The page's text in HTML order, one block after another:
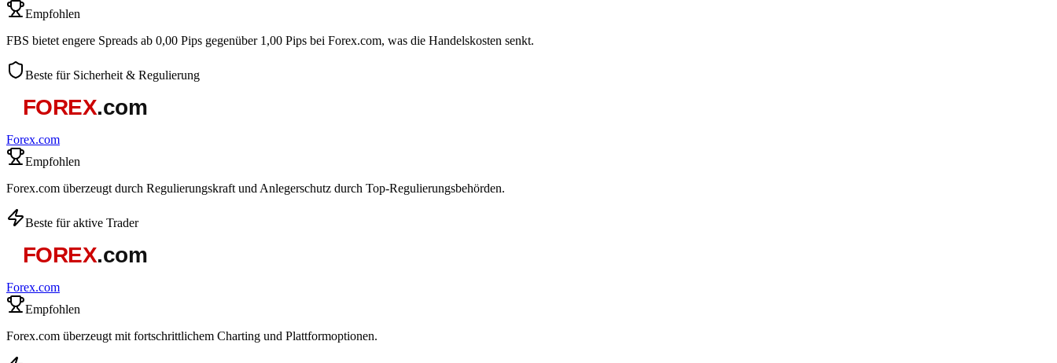
Empfohlen
FBS bietet engere Spreads ab 0,00 Pips gegenüber 1,00 Pips bei Forex.com, was die Handelskosten senkt.
Beste für Sicherheit & Regulierung
Forex.com
Empfohlen
Forex.com überzeugt durch Regulierungskraft und Anlegerschutz durch Top-Regulierungsbehörden.
Beste für aktive Trader
Forex.com
Empfohlen
Forex.com überzeugt mit fortschrittlichem Charting und Plattformoptionen.